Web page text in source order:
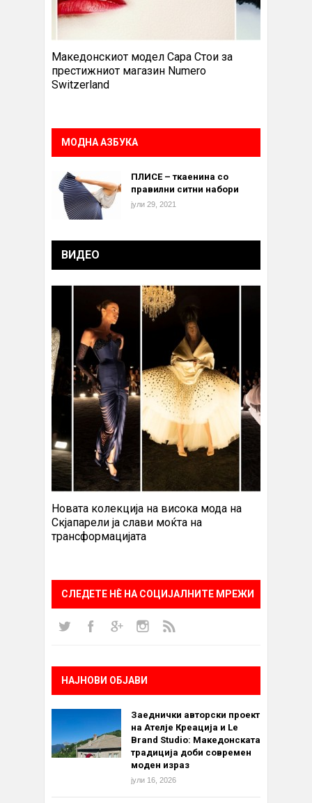
Македонскиот модел Сара Стои за
престижниот магазин Numero
Switzerland
МОДНА АЗБУКА
ПЛИСЕ – ткаенина со
правилни ситни набори
јули 29, 2021
ВИДЕО
Новата колекција на висока мода на
Скјапарели ја слави моќта на
трансформацијата
СЛЕДЕТЕ НÈ НА СОЦИЈАЛНИТЕ МРЕЖИ
НАЈНОВИ ОБЈАВИ
Заеднички авторски проект
на Ателје Креација и Le
Brand Studio: Македонската
традиција доби современ
моден израз
јули 16, 2026